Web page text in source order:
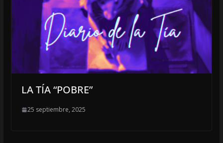
LA TÍA “POBRE”
25 septiembre, 2025